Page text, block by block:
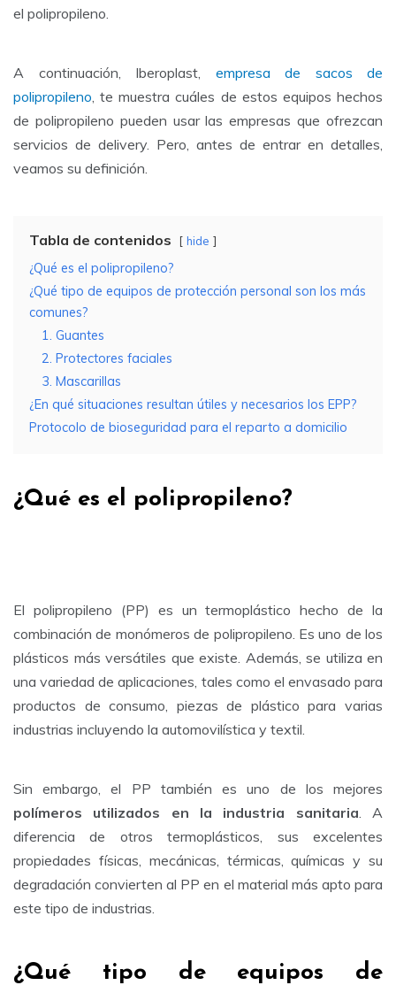
el polipropileno.
A continuación, Iberoplast, empresa de sacos de
polipropileno, te muestra cuáles de estos equipos hechos
de polipropileno pueden usar las empresas que ofrezcan
servicios de delivery. Pero, antes de entrar en detalles,
veamos su definición.
Tabla de contenidos hide
¿Qué es el polipropileno?
¿Qué tipo de equipos de protección personal son los más
comunes?
1. Guantes
2. Protectores faciales
3. Mascarillas
¿En qué situaciones resultan útiles y necesarios los EPP?
Protocolo de bioseguridad para el reparto a domicilio
¿Qué es el polipropileno?
El polipropileno (PP) es un termoplástico hecho de la
combinación de monómeros de polipropileno. Es uno de los
plásticos más versátiles que existe. Además, se utiliza en
una variedad de aplicaciones, tales como el envasado para
productos de consumo, piezas de plástico para varias
industrias incluyendo la automovilística y textil.
Sin embargo, el PP también es uno de los mejores
polímeros utilizados en la industria sanitaria. A
diferencia de otros termoplásticos, sus excelentes
propiedades físicas, mecánicas, térmicas, químicas y su
degradación convierten al PP en el material más apto para
este tipo de industrias.
¿Qué tipo de equipos de